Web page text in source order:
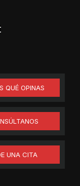
QUÉ OPINAS
UNA CITA